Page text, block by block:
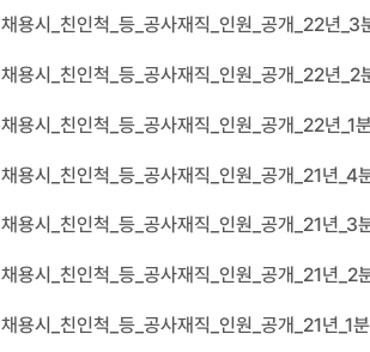
채용시_친인척_등_공사재직_인원_공개_22년
채용시_친인척_등_공사재직_인원_공개_22년
채용시_친인척_등_공사재직_인원_공개_22년_1
채용시_친인척_등_공사재직_인원_공개_21년_4
채용시_친인척_등_공사재직_인원_공개_21년_3
채용시_친인척_등_공사재직_인원_공개_21년_2
채용시_친인척_등_공사재직_인원_공개_21년_1